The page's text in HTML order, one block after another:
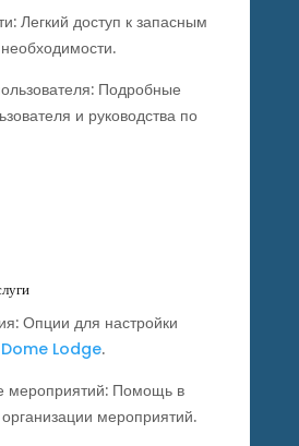
Легкий доступ к запасным
Подробные
и руководства по
Опции для настройки
Dome Lodge.
мероприятий: Помощь в
мероприятий.